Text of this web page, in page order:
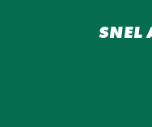
SNEL